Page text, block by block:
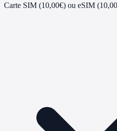
Carte SIM (10,00€) ou eSIM